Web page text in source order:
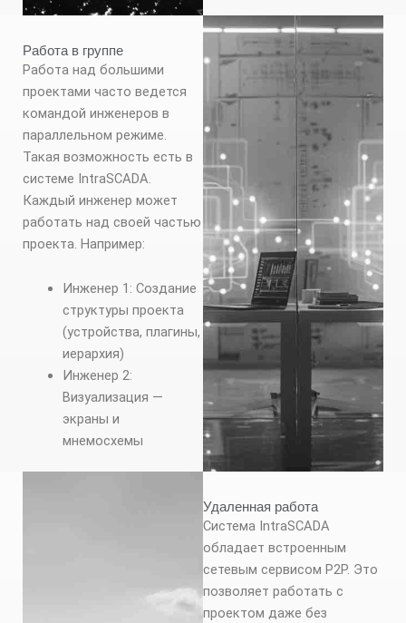
Работа в группе
Работа над большими
проектами часто ведется
командой инженеров в
параллельном режиме.
Такая возможность есть в
системе IntraSCADA.
Каждый инженер может
работать над своей частью
проекта. Например:
Инженер 1: Создание
структуры проекта
(устройства, плагины,
иерархия)
Инженер 2:
Визуализация —
экраны и
мнемосхемы
Удаленная работа
Система IntraSCADA
обладает встроенным
сетевым сервисом P2P. Это
позволяет работать с
проектом даже без